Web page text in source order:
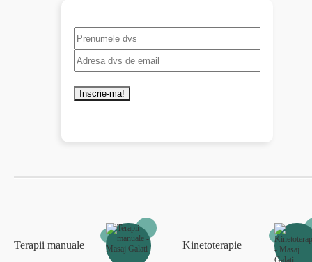
Terapii manuale Kinetoterapie